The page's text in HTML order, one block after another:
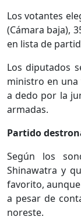
Los votantes
(Cámara baja),
en lista de
Los diputados
ministro en una
a dedo por la
armadas.
Partido
Según los
Shinawatra y
favorito,
a pesar de
noreste.